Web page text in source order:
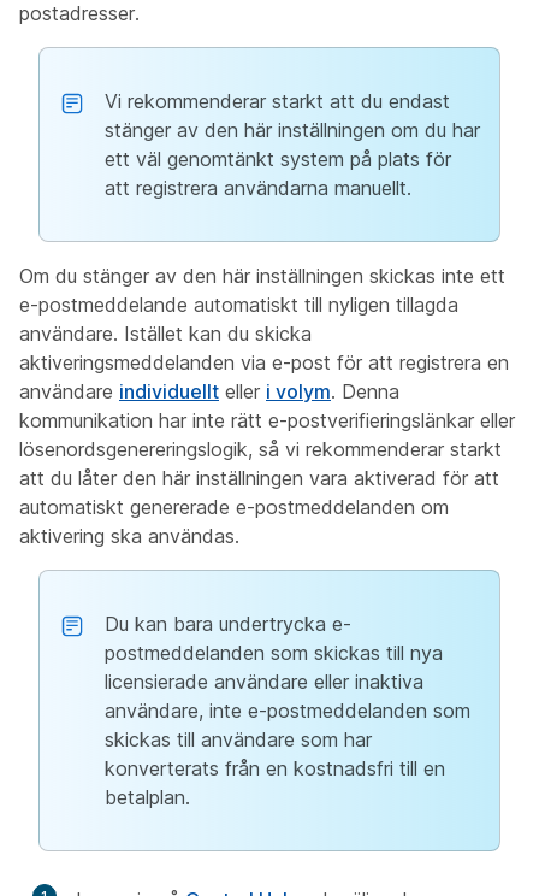
postadresser.
Vi rekommenderar starkt att du endast
stänger av den här inställningen om du har
ett väl genomtänkt system på plats för
att registrera användarna manuellt.
Om du stänger av den här inställningen skickas inte ett
e-postmeddelande automatiskt till nyligen tillagda
användare. Istället kan du skicka
aktiveringsmeddelanden via e-post för att registrera en
användare individuellt eller i volym. Denna
kommunikation har inte rätt e-postverifieringslänkar eller
lösenordsgenereringslogik, så vi rekommenderar starkt
att du låter den här inställningen vara aktiverad för att
automatiskt genererade e-postmeddelanden om
aktivering ska användas.
Du kan bara undertrycka e-
postmeddelanden som skickas till nya
licensierade användare eller inaktiva
användare, inte e-postmeddelanden som
skickas till användare som har
konverterats från en kostnadsfri till en
betalplan.